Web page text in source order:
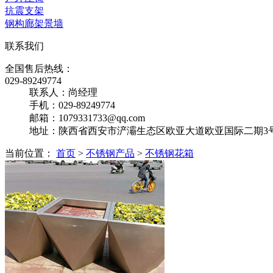
抗震支架
钢构廊架景墙
联系我们
全国售后热线：
029-89249774
联系人：尚经理
手机：029-89249774
邮箱：1079331733@qq.com
地址：陕西省西安市浐灞生态区欧亚大道欧亚国际二期3
当前位置： 首页 > 不锈钢产品 > 不锈钢花箱